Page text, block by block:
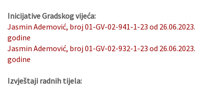
Inicijative Gradskog vijeća:
Jasmin Ademović, broj 01-GV-02-941-1-23 od 26.06.2023.
godine
Jasmin Ademović, broj 01-GV-02-932-1-23 od 26.06.2023.
godine
Izvještaji radnih tijela: